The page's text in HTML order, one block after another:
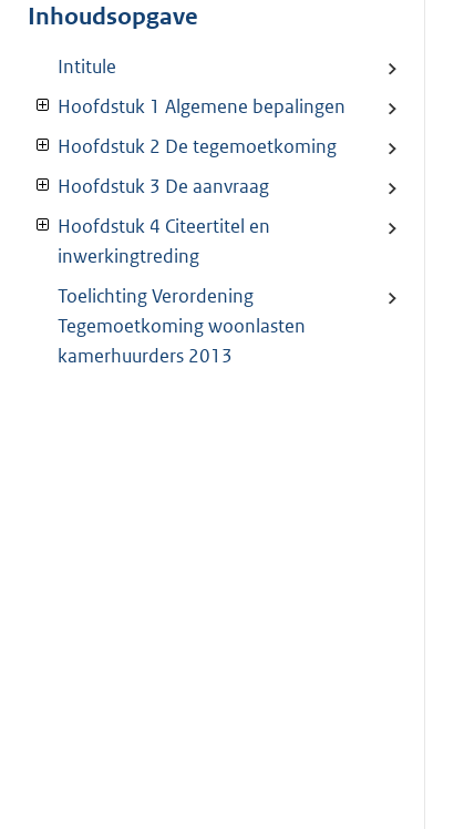
Inhoudsopgave
Intitule
Hoofdstuk 1 Algemene bepalingen
Hoofdstuk 2 De tegemoetkoming
Hoofdstuk 3 De aanvraag
Hoofdstuk 4 Citeertitel en
inwerkingtreding
Toelichting Verordening
Tegemoetkoming woonlasten
kamerhuurders 2013